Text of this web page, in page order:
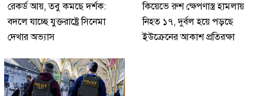
রেকর্ড আয়, তবু কমছে দর্শক:
বদলে যাচ্ছে যুক্তরাষ্ট্রে সিনেমা
দেখার অভ্যাস
কিয়েভে রুশ ক্ষেপণাস্ত্র হামলায়
নিহত ১৭, দুর্বল হয়ে পড়ছে
ইউক্রেনের আকাশ প্রতিরক্ষা